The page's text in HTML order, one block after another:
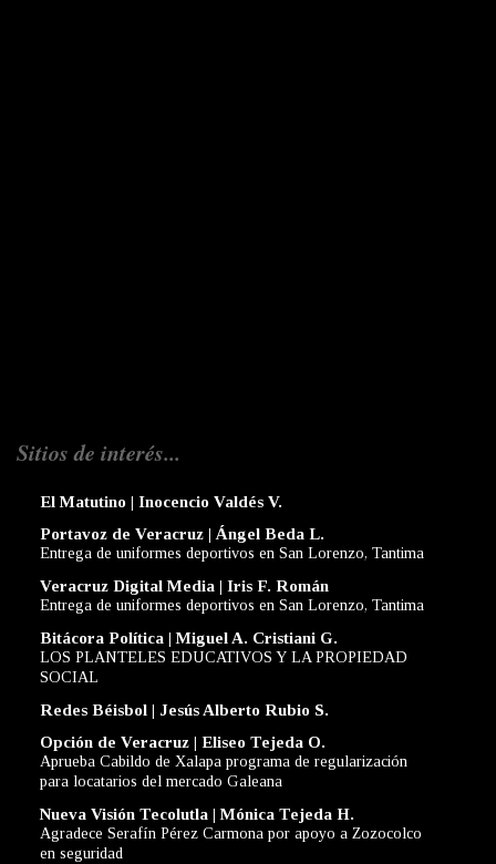
Sitios de interés...
El Matutino | Inocencio Valdés V.
Portavoz de Veracruz | Ángel Beda L.
Entrega de uniformes deportivos en San Lorenzo, Tantima
Veracruz Digital Media | Iris F. Román
Entrega de uniformes deportivos en San Lorenzo, Tantima
Bitácora Política | Miguel A. Cristiani G.
LOS PLANTELES EDUCATIVOS Y LA PROPIEDAD
SOCIAL
Redes Béisbol | Jesús Alberto Rubio S.
Opción de Veracruz | Eliseo Tejeda O.
Aprueba Cabildo de Xalapa programa de regularización
para locatarios del mercado Galeana
Nueva Visión Tecolutla | Mónica Tejeda H.
Agradece Serafín Pérez Carmona por apoyo a Zozocolco
en seguridad